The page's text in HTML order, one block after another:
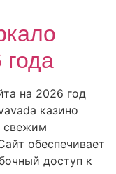
года
на 2026 год
казино
свежим
обеспечивает
доступ к